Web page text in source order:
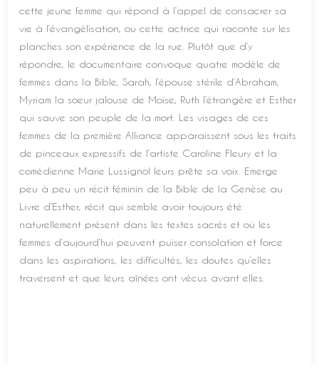
cette jeune femme qui répond à l’appel de consacrer sa
vie à l’évangélisation, ou cette actrice qui raconte sur les
planches son expérience de la rue. Plutôt que d’y
répondre, le documentaire convoque quatre modèle de
femmes dans la Bible, Sarah, l’épouse stérile d’Abraham,
Myriam la soeur jalouse de Moïse, Ruth l’étrangère et Esther
qui sauve son peuple de la mort. Les visages de ces
femmes de la première Alliance apparaissent sous les traits
de pinceaux expressifs de l’artiste Caroline Fleury et la
comédienne Marie Lussignol leurs prête sa voix. Emerge
peu à peu un récit féminin de la Bible de la Genèse au
Livre d’Esther, récit qui semble avoir toujours été
naturellement présent dans les textes sacrés et où les
femmes d’aujourd’hui peuvent puiser consolation et force
dans les aspirations, les difficultés, les doutes qu’elles
traversent et que leurs aînées ont vécus avant elles.